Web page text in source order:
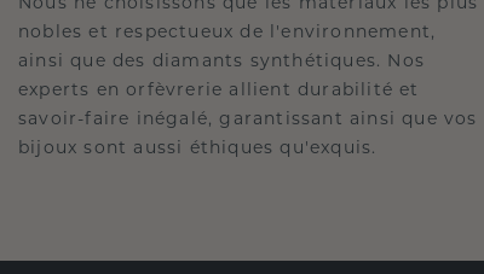
Nous ne choisissons que les matériaux les plus
nobles et respectueux de l'environnement,
ainsi que des diamants synthétiques. Nos
experts en orfèvrerie allient durabilité et
savoir-faire inégalé, garantissant ainsi que vos
bijoux sont aussi éthiques qu'exquis.